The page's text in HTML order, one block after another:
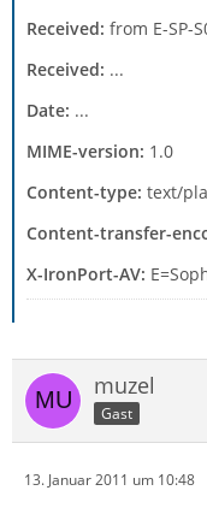
Received: from E-SP-
Received: ...
Date: ...
MIME-version: 1.0
Content-type: text/
Content-transfer-
X-IronPort-AV:
muzel
Gast
13. Januar 2011 um 10:48